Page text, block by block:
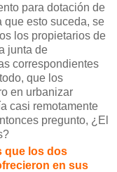
para dotación de
que esto suceda, se
los propietarios de
junta de
correspondientes
que los
en urbanizar
casi remotamente
pregunto, ¿El
que los dos
en sus